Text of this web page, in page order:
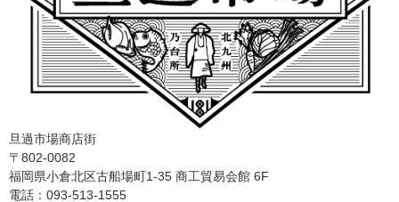
旦過市場商店街
〒802-0082
福岡県小倉北区古船場町1-35 商工貿易会館 6F
電話：093-513-1555